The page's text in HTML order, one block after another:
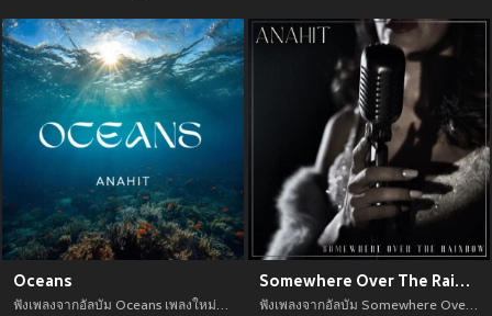
Oceans
ฟังเพลงจากอัลบัม Oceans เพลงใหม่จาก อัพเดทเพลงใหม่ล่าสุดก่อนใคร ตลอดปี 2021
Somewhere Over The Rainbow
ฟังเพลงจากอัลบัม Somewhere Over The Rainbow เพลงใหม่จาก อัพเดทเพลงใหม่ล่าสุดก่อนใคร ตลอดปี 2021